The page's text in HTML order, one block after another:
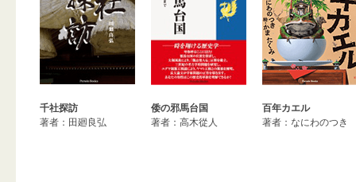
千社探訪
著者：田廻良弘
倭の邪馬台国
著者：高木從人
百年カエル
著者：なにわのつき